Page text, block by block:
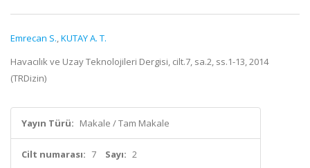
Emrecan S.,KUTAY A. T.
Havacılık ve Uzay Teknolojileri Dergisi, cilt.7, sa.2, ss.1-13, 2014
(TRDizin)
Yayın Türü: Makale / Tam Makale
Cilt numarası: 7 Sayı: 2